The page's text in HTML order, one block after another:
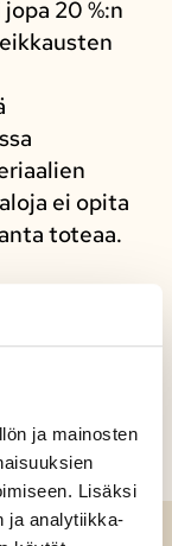
ja mainosten
Lisäksi
ja analytiikka-
20 %:n
ei opita
toteaa.